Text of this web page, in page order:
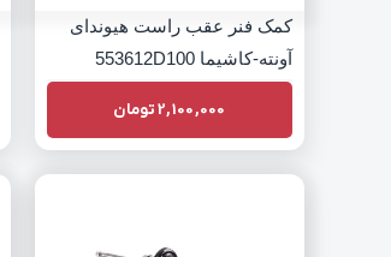
کمک فنر عقب راست هیوندای
آونته-کاشیما 553612D100
2,100,000تومان